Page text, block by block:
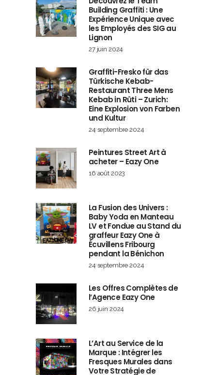
Building Graffiti : Une
Expérience Unique avec
les Employés des SIG au
Lignon
27 juin 2024
Graffiti-Fresko für das
Türkische Kebab-
Restaurant Three Mens
Kebab in Rüti – Zurich:
Eine Explosion von Farben
und Kultur
24 septembre 2024
Peintures Street Art à
acheter – Eazy One
16 août 2023
La Fusion des Univers :
Baby Yoda en Manteau
LV et Fondue au Stand du
graffeur Eazy One à
Écuvillens Fribourg
pendant la Bénichon
24 septembre 2024
Les Offres Complètes de
l’Agence Eazy One
26 juin 2024
L’Art au Service de la
Marque : Intégrer les
Fresques Murales dans
Votre Stratégie de